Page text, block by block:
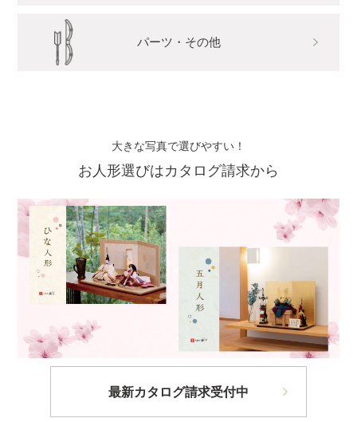
パーツ・その他
大きな写真で選びやすい！
お人形選びはカタログ請求から
最新カタログ請求受付中